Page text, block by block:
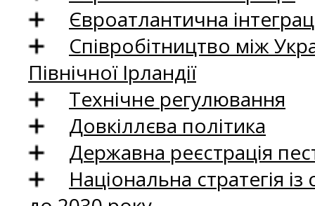
Євроатлантична
Співробітництво між
Північної Ірландії
Технічне регулювання
Довкіллєва політика
Державна реєстрація
Національна стратегія